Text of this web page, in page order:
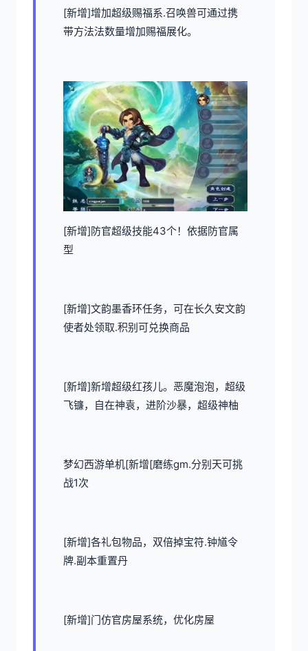
[新增]增加超级赐福系.召唤兽可通过携
带方法法数量增加赐福展化。
[新增]防官超级技能43个！依据防官属
型
[新增]文韵墨香环任务，可在长久安文韵
使者处领取.积别可兑换商品
[新增]新增超级红孩儿。恶魔泡泡，超级
飞镰，自在神袁，进阶沙暴，超级神柚
梦幻西游单机[新增[磨练gm.分别天可挑
战1次
[新增]各礼包物品，双倍掉宝符.钟馗令
牌.副本重置丹
[新增]门仿官房屋系统，优化房屋